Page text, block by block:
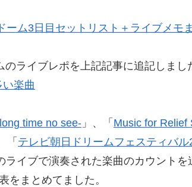
ーム3日目セットリスト＋ライブメモ
ライブレポを上記記事に追記しまし
い楽曲
time no see- 」、「 Music for Relief
「 テレビ朝日ドリームフェスティバル
ライブで演奏された楽曲のカウントを
をまとめてました。